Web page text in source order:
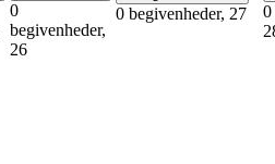
0
begivenheder,
26
0 begivenheder, 27
0